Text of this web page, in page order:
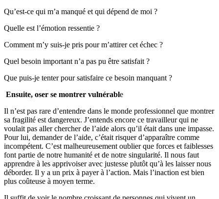
Qu’est-ce qui m’a manqué et qui dépend de moi ?
Quelle est l’émotion ressentie ?
Comment m’y suis-je pris pour m’attirer cet échec ?
Quel besoin important n’a pas pu être satisfait ?
Que puis-je tenter pour satisfaire ce besoin manquant ?
Ensuite, oser se montrer vulnérable
Il n’est pas rare d’entendre dans le monde professionnel que montrer
sa fragilité est dangereux. J’entends encore ce travailleur qui ne
voulait pas aller chercher de l’aide alors qu’il était dans une impasse.
Pour lui, demander de l’aide, c’était risquer d’apparaître comme
incompétent. C’est malheureusement oublier que forces et faiblesses
font partie de notre humanité et de notre singularité. Il nous faut
apprendre à les apprivoiser avec justesse plutôt qu’à les laisser nous
déborder. Il y a un prix à payer à l’action. Mais l’inaction est bien
plus coûteuse à moyen terme.